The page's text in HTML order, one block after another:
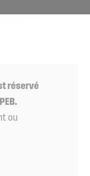
réservé
ou